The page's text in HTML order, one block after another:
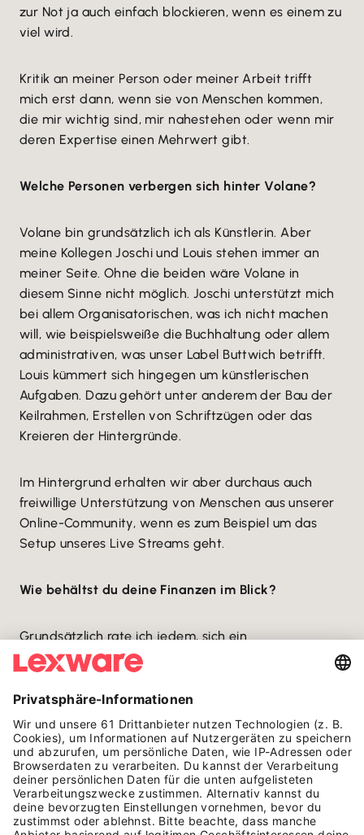
zur Not ja auch einfach blockieren, wenn es einem zu
viel wird.
Kritik an meiner Person oder meiner Arbeit trifft
mich erst dann, wenn sie von Menschen kommen,
die mir wichtig sind, mir nahestehen oder wenn mir
deren Expertise einen Mehrwert gibt.
Welche Personen verbergen sich hinter Volane?
Volane bin grundsätzlich ich als Künstlerin. Aber
meine Kollegen Joschi und Louis stehen immer an
meiner Seite. Ohne die beiden wäre Volane in
diesem Sinne nicht möglich. Joschi unterstützt mich
bei allem Organisatorischen, was ich nicht machen
will, wie beispielsweiße die Buchhaltung oder allem
administrativen, was unser Label Buttwich betrifft.
Louis kümmert sich hingegen um künstlerischen
Aufgaben. Dazu gehört unter anderem der Bau der
Keilrahmen, Erstellen von Schriftzügen oder das
Kreieren der Hintergründe.
Im Hintergrund erhalten wir aber durchaus auch
freiwillige Unterstützung von Menschen aus unserer
Online-Community, wenn es zum Beispiel um das
Setup unseres Live Streams geht.
Wie behältst du deine Finanzen im Blick?
Grundsätzlich rate ich jedem, sich ein
Geschäftskonto anzulegen, sobald man sich
selbständig macht. Denn egal ob man ein
Kleinunternehmen führt oder solo-selbständig ist:
Die Buchhaltung ist meiner Meinung nach das
allergrößte Übel und je sortierter man das betreibt,
umso leichter hat man es.
Mit separaten Geschäftskonten habe ich meine
Finanzen klar strukturiert und bin auch in meinem